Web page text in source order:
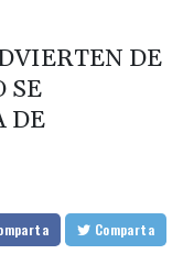
tras explosión de un
el hombre detrás
DE
SE
DE
Comparta